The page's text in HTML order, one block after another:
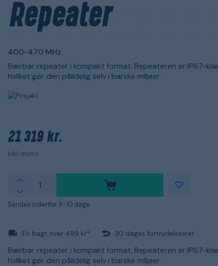
Repeater
400-470 MHz
Bærbar repeater i kompakt format. Repeateren er IP67-
hvilket gør den pålidelig selv i barske miljøer.
21 319 kr.
Inkl. moms
Sendes indenfor 8-10 dage
Fri fragt over 499 kr* 30 dages fortrydelsesret
Bærbar repeater i kompakt format. Repeateren er IP67-
hvilket gør den pålidelig selv i barske miljøer.